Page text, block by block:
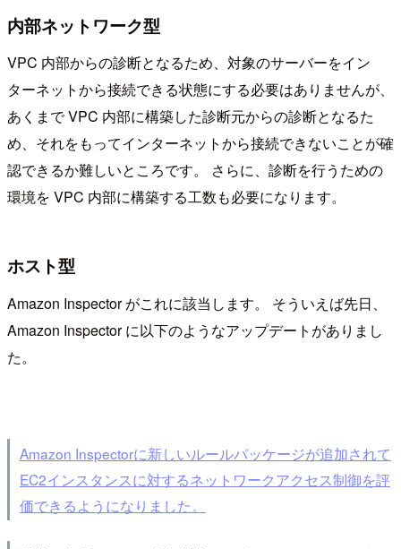
内部ネットワーク型
VPC 内部からの診断となるため、対象のサーバーをイン
ターネットから接続できる状態にする必要はありませんが、
あくまで VPC 内部に構築した診断元からの診断となるた
め、それをもってインターネットから接続できないことが確
認できるか難しいところです。 さらに、診断を行うための
環境を VPC 内部に構築する工数も必要になります。
ホスト型
Amazon Inspector がこれに該当します。 そういえば先日、
Amazon Inspector に以下のようなアップデートがありまし
た。
Amazon Inspectorに新しいルールパッケージが追加されて
EC2インスタンスに対するネットワークアクセス制御を評
価できるようになりました。